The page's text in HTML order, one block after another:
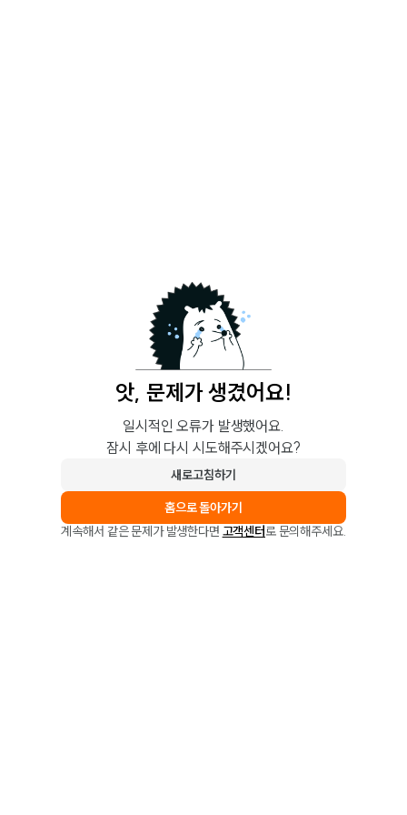
앗, 문제가 생겼어요!
일시적인 오류가 발생했어요.
잠시 후에 다시 시도해주시겠어요?
새로고침하기
홈으로 돌아가기
계속해서 같은 문제가 발생한다면 고객센터로 문의해주세요.